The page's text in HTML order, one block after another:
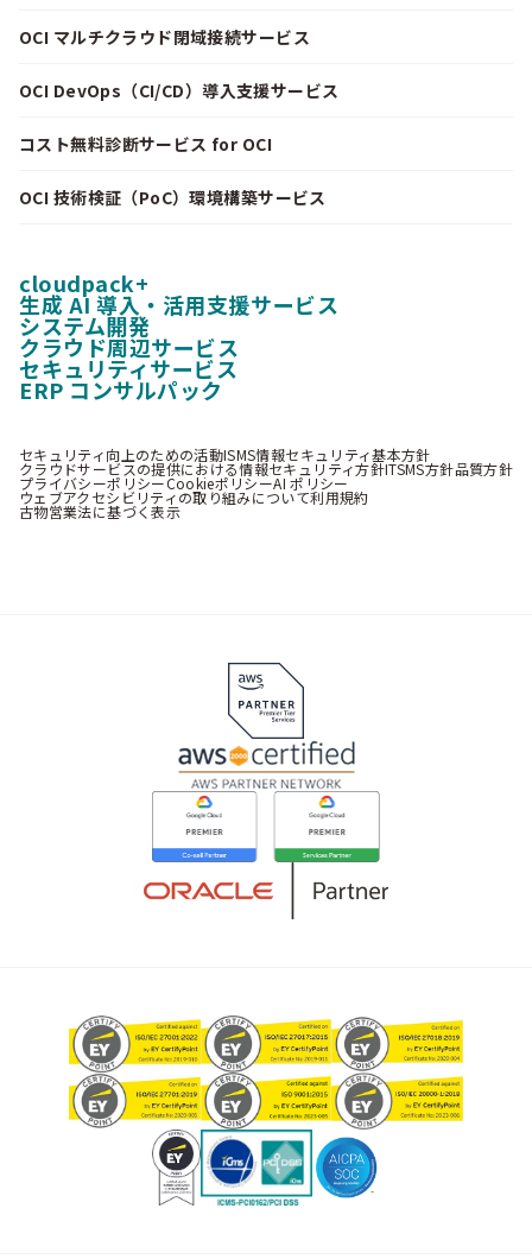
OCI マルチクラウド閉域接続サービス
OCI DevOps（CI/CD）導入支援サービス
コスト無料診断サービス for OCI
OCI 技術検証（PoC）環境構築サービス
cloudpack+
生成 AI 導入・活用支援サービス
システム開発
クラウド周辺サービス
セキュリティサービス
ERP コンサルパック
セキュリティ向上のための活動ISMS情報セキュリティ基本方針
クラウドサービスの提供における情報セキュリティ方針ITSMS方針品質方針
プライバシーポリシーCookieポリシーAI ポリシー
ウェブアクセシビリティの取り組みについて利用規約
古物営業法に基づく表示